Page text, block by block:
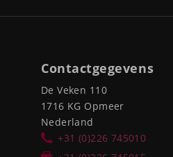
Contactgegevens
De Veken 110
1716 KG Opmeer
Nederland
+31 (0)226 745010